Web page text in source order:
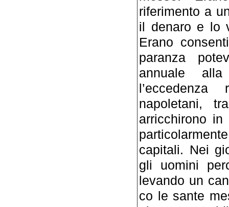
riferimento a
il denaro e lo
Erano
paranza
annuale
napoletani,
arricchirono in
capitali. Nei
gli uomini
levando un
co le sante